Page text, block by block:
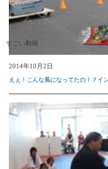
すごい動画
2014年10月2日
えぇ！こんな風になってたの！？イ